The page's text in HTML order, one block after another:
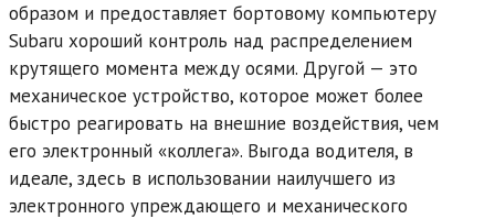
образом и предоставляет бортовому компьютеру
Subaru хороший контроль над распределением
крутящего момента между осями. Другой — это
механическое устройство, которое может более
быстро реагировать на внешние воздействия, чем
его электронный «коллега». Выгода водителя, в
идеале, здесь в использовании наилучшего из
электронного упреждающего и механического